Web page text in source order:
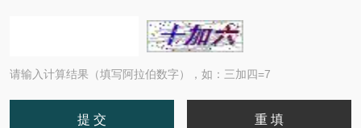
请输入计算结果（填写阿拉伯数字），如：三加四=7